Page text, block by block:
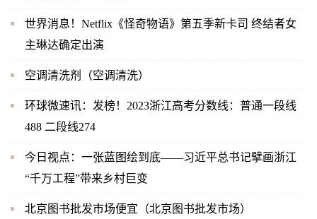
世界消息！Netflix《怪奇物语》第五季新卡司 终结者女
主琳达确定出演
空调清洗剂（空调清洗）
环球微速讯：发榜！2023浙江高考分数线：普通一段线
488 二段线274
今日视点：一张蓝图绘到底——习近平总书记擘画浙江
“千万工程”带来乡村巨变
北京图书批发市场便宜（北京图书批发市场）